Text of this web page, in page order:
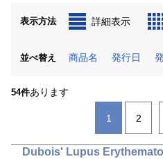
表示方法 詳細表示
並べ替え 商品名 発行日
54件あります
1 2
Dubois' Lupus